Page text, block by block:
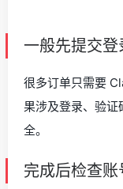
一般先提交登
很多订单只需要
果涉及登录、验
全。
完成后检查账